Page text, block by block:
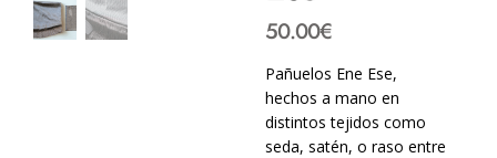
50.00€
Pañuelos Ene Ese,
hechos a mano en
distintos tejidos como
seda, satén, o raso entre